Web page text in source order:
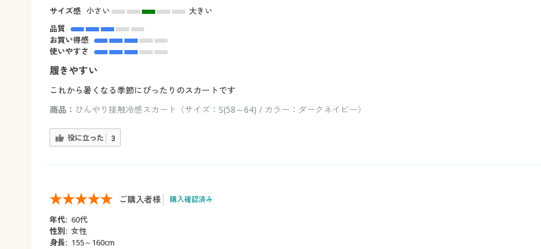
サイズ感 小さい
大きい
品質
お買い得感
使いやすさ
履きやすい
これから暑くなる季節にぴったりのスカートです
商品： ひんやり接触冷感スカート（サイズ：S(58～64) / カラー：ダークネイビー）
役に立った 3
ご購入者様 購入確認済み
年代: 60代
性別: 女性
身長: 155～160cm